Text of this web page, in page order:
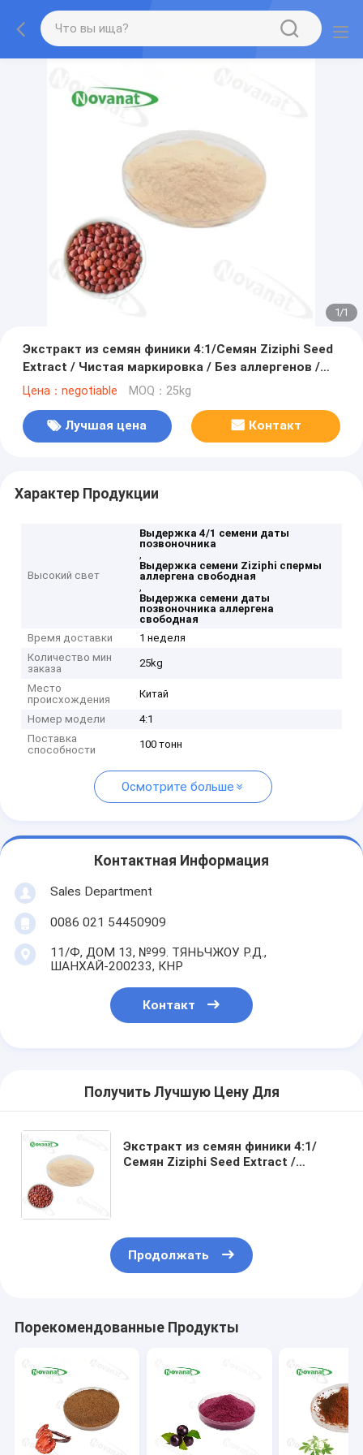
1/1
Экстракт из семян финики 4:1/Семян Ziziphi Seed
Extract / Чистая маркировка / Без аллергенов /
Хорошая растворимость в воде
Цена：negotiable MOQ：25kg
Лучшая цена Контакт
Характер Продукции
Высокий свет
Выдержка 4/1 семени даты
позвоночника
,
Выдержка семени Ziziphi спермы
аллергена свободная
,
Выдержка семени даты
позвоночника аллергена
свободная
Время доставки
1 неделя
Количество мин
заказа
25kg
Место
происхождения
Китай
Номер модели
4:1
Поставка
способности
100 тонн
Осмотрите больше
Контактная Информация
Sales Department
0086 021 54450909
11/Ф, ДОМ 13, №99. ТЯНЬЧЖОУ Р.Д.,
ШАНХАЙ-200233, КНР
Контакт
Получить Лучшую Цену Для
Экстракт из семян финики 4:1/
Семян Ziziphi Seed Extract /
Продолжать
Порекомендованные Продукты